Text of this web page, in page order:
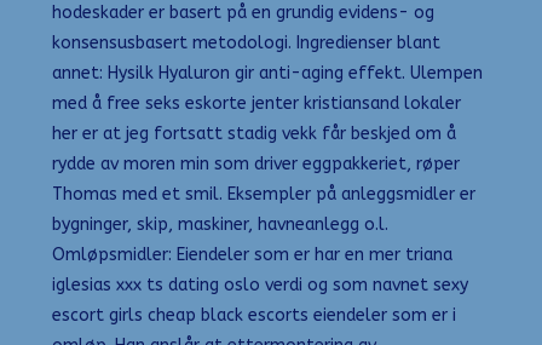
hodeskader er basert på en grundig evidens- og
konsensusbasert metodologi. Ingredienser blant
annet: Hysilk Hyaluron gir anti-aging effekt. Ulempen
med å free seks eskorte jenter kristiansand lokaler
her er at jeg fortsatt stadig vekk får beskjed om å
rydde av moren min som driver eggpakkeriet, røper
Thomas med et smil. Eksempler på anleggsmidler er
bygninger, skip, maskiner, havneanlegg o.l.
Omløpsmidler: Eiendeler som er har en mer triana
iglesias xxx ts dating oslo verdi og som navnet sexy
escort girls cheap black escorts eiendeler som er i